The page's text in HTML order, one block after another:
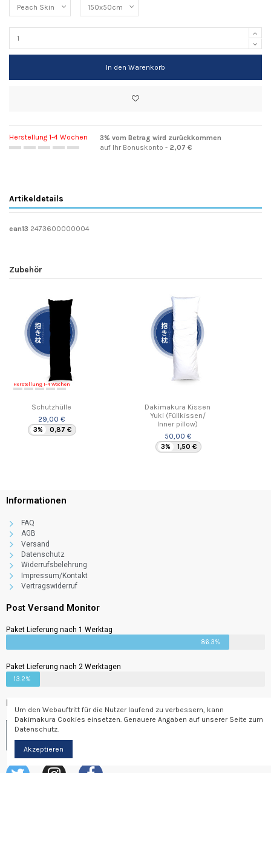
In den Warenkorb
Herstellung 1-4 Wochen
3% vom Betrag wird zurückkommen
auf Ihr Bonuskonto - 2,07 €
Artikeldetails
ean13 2473600000004
Zubehör
Herstellung 1-4 Wochen
Schutzhülle
29,00 €
3% 0,87 €
Dakimakura Kissen
Yuki (Füllkissen/
Inner pillow)
50,00 €
3% 1,50 €
Informationen
FAQ
AGB
Versand
Datenschutz
Widerrufsbelehrung
Impressum/Kontakt
Vertragswiderruf
Post Versand Monitor
Paket Lieferung nach 1 Werktag
86.3%
Paket Lieferung nach 2 Werktagen
13.2%
Newsletter
Um den Webauftritt für die Nutzer laufend zu verbessern, kann
Dakimakura Cookies einsetzen. Genauere Angaben auf unserer Seite zum
Datenschutz.
Akzeptieren